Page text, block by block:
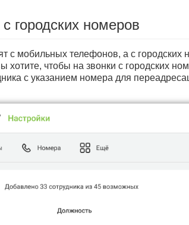
городских номеров
с мобильных телефонов, а с городских
хотите, чтобы на звонки с городских
с указанием номера для